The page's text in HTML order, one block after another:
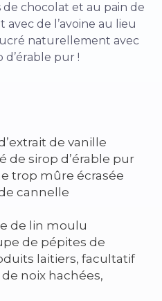
chocolat et au pain de
avec de l’avoine au lieu
naturellement avec
pur !
de vanille
de sirop d’érable pur
trop mûre écrasée
cannelle
de lin moulu
de pépites de
laitiers, facultatif
noix hachées,